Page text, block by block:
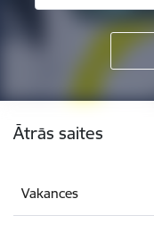
Ātrās saites
Vakances